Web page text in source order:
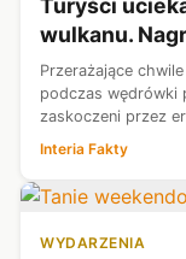
Turyści
wulkanu.
Przerażające
podczas wędrówki
zaskoczeni przez
rozżarzone
ucieczki i szukania
Interia Fakty
WYDARZENIA